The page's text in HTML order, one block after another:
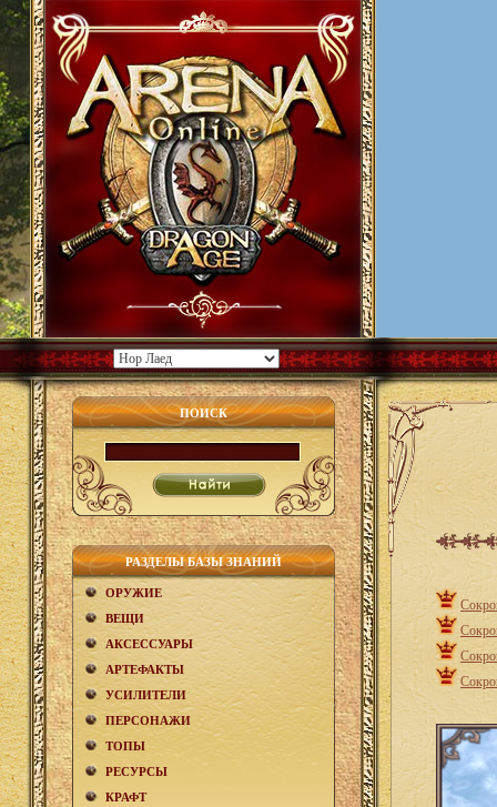
ПОИСК
РАЗДЕЛЫ БАЗЫ ЗНАНИЙ
ОРУЖИЕ
ВЕЩИ
АКCЕСCУАРЫ
АРТЕФАКТЫ
УСИЛИТЕЛИ
ПЕРСОНАЖИ
ТОПЫ
РЕСУРСЫ
КРАФТ